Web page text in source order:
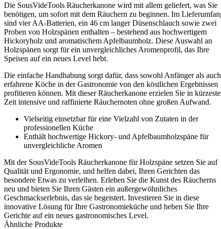
Die SousVideTools Räucherkanone wird mit allem geliefert, was Sie
benötigen, um sofort mit dem Räuchern zu beginnen. Im
sind vier AA-Batterien, ein 46 cm langer Düsenschlauch sowie zwei
Proben von Holzspänen enthalten – bestehend aus hochwertigem
Hickoryholz und aromatischem Apfelbaumholz. Diese Auswahl an
Holzspänen sorgt für ein unvergleichliches Aromenprofil, das Ihre
Speisen auf ein neues Level hebt.
Die einfache Handhabung sorgt dafür, dass sowohl Anfänger als auch
erfahrene Köche in der Gastronomie von den köstlichen Ergebnissen
profitieren können. Mit dieser Räucherkanone erzielen Sie in
Zeit intensive und raffinierte Räuchernoten ohne großen Aufwand.
Vielseitig einsetzbar für eine Vielzahl von Zutaten in der
professionellen Küche
Enthält hochwertige Hickory- und Apfelbaumholzspäne für
unvergleichliche Aromen
Mit der SousVideTools Räucherkanone für Holzspäne setzen Sie auf
Qualität und Ergonomie, und helfen dabei, Ihren Gerichten das
besondere Etwas zu verleihen. Erleben Sie die Kunst des Räucherns
neu und bieten Sie Ihren Gästen ein außergewöhnliches
Geschmackserlebnis, das sie begeistert. Investieren Sie in diese
innovative Lösung für Ihre Gastronomieküche und heben Sie Ihre
Gerichte auf ein neues gastronomisches Level.
Ähnliche Produkte